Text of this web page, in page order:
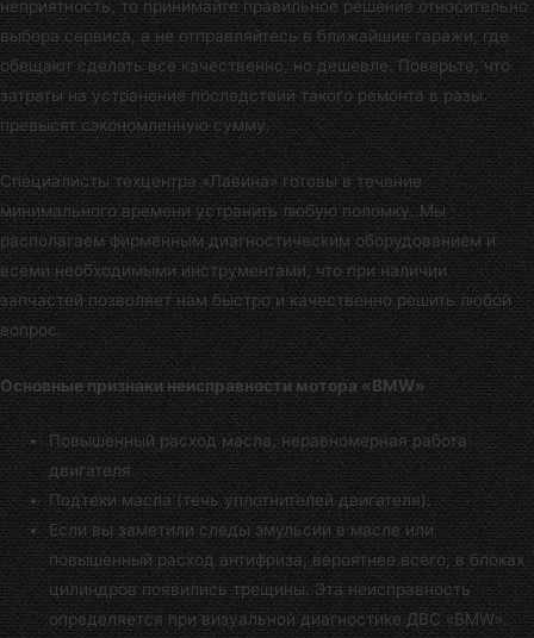
неприятность, то принимайте правильное решение относительно
выбора сервиса, а не отправляйтесь в ближайшие гаражи, где
обещают сделать все качественно, но дешевле. Поверьте, что
затраты на устранение последствий такого ремонта в разы
превысят сэкономленную сумму.
Специалистытехцентра «Лавина»готовы в течение
минимального времени устранить любую поломку. Мы
располагаем фирменным диагностическим оборудованием и
всеми необходимыми инструментами, что при наличии
запчастей позволяет нам быстро и качественно решить любой
вопрос.
Основные признаки неисправности мотора «BMW»
Повышенный расход масла, неравномерная работа
двигателя.
Подтеки масла (течь уплотнителей двигателя).
Если вы заметили следы эмульсии в масле или
повышенный расход антифриза, вероятнее всего, в блоках
цилиндров появились трещины. Эта неисправность
определяется при визуальной диагностике ДВС «BMW».